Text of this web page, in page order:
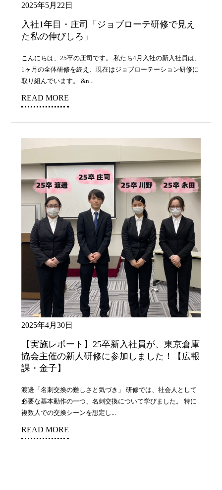
2025年5月22日
入社1年目・庄司「ジョブローテ研修で見え
た私の伸びしろ」
こんにちは、25卒の庄司です。 私たち4月入社の新入社員は、
1ヶ月の全体研修を終え、現在はジョブローテーション研修に
取り組んでいます。 &n...
READ MORE
2025年4月30日
【実施レポート】25卒新入社員が、東京倉庫
協会主催の新人研修に参加しました！【広報
課・金子】
渡邊「名刺交換の難しさと気づき」 研修では、社会人として
必要な基本動作の一つ、名刺交換について学びました。 特に
複数人での交換シーンを想定し...
READ MORE